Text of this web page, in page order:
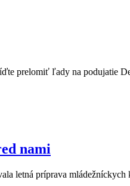
prelomiť ľady na podujatie
nami
letná príprava